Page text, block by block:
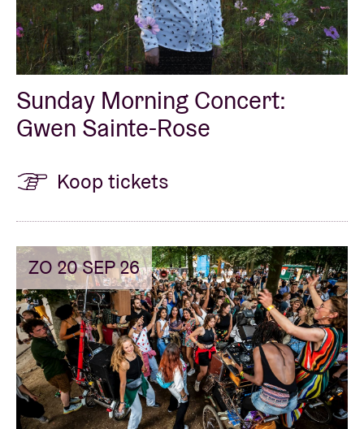
Sunday Morning Concert:
Gwen Sainte-Rose
Koop tickets
ZO 20 SEP 26